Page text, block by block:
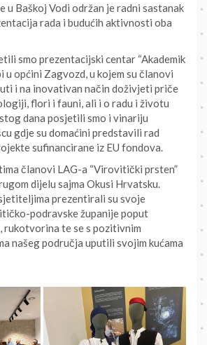
u Baškoj Vodi održan je radni sastanak
rada i budućih aktivnosti oba
smo prezentacijski centar “Akademik
u općini Zagvozd, u kojem su članovi
i na inovativan način doživjeti priče
flori i fauni, ali i o radu i životu
dana posjetili smo i vinariju
gdje su domaćini predstavili rad
sufinancirane iz EU fondova.
članovi LAG-a “Virovitički prsten”
dijelu sajma Okusi Hrvatsku.
prezentirali su svoje
podravske županije poput
rukotvorina te se s pozitivnim
našeg područja uputili svojim kućama